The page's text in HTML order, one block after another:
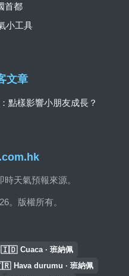
天氣預報來源。
。版權所有。
首都
小工具
文章
點樣影響小朋友成長？
🇮🇩 Cuaca · 班納佩
Hava durumu · 班納佩